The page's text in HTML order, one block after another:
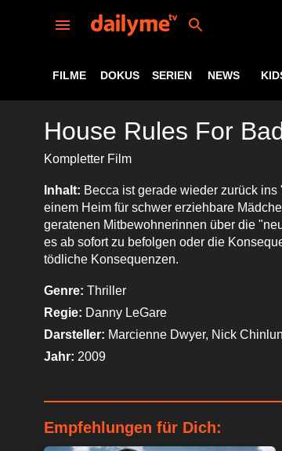
FILME DOKUS SERIEN NEWS
House Rules For
Kompletter Film
Inhalt: Becca ist gerade wieder zurück
einem Heim für schwer erziehbare
geratenen Mitbewohnerinnen über die
es ab sofort zu befolgen oder die
tödliche Konsequenzen.
Genre: Thriller
Regie: Danny LeGare
Darsteller: Marcienne Dwyer, Nick
Jahr: 2009
Empfehlungen für Dich: